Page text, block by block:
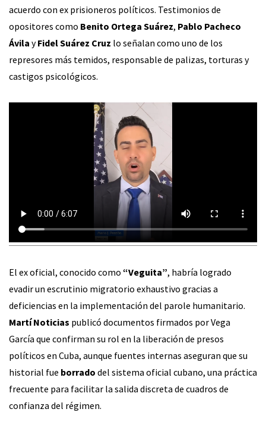
acuerdo con ex prisioneros políticos. Testimonios de
opositores como Benito Ortega Suárez, Pablo Pacheco
Ávila yFidel Suárez Cruz lo señalan como uno de los
represores más temidos, responsable de palizas, torturas y
castigos psicológicos.
El ex oficial, conocido como “Veguita”, habría logrado
evadir un escrutinio migratorio exhaustivo gracias a
deficiencias en la implementación del parole humanitario.
Martí Noticias publicó documentos firmados por Vega
García que confirman su rol en la liberación de presos
políticos en Cuba, aunque fuentes internas aseguran que su
historial fue borrado del sistema oficial cubano, una práctica
frecuente para facilitar la salida discreta de cuadros de
confianza del régimen.